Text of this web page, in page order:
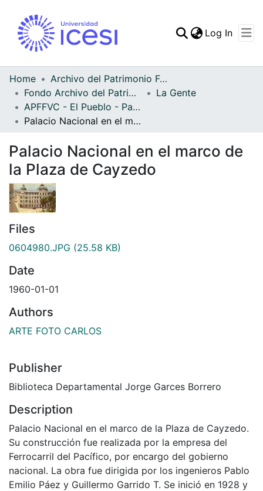
Statistics
Log In
Home
Archivo del Patrimonio Fotográfico y Fílmico del Valle del Cauca
Fondo Archivo del Patrimonio Fotográfico y Fílmico del Valle del Cauca
La Gente
APFFVC - El Pueblo - Patrimonial
Palacio Nacional en el marco de la Plaza de Cayzedo
Palacio Nacional en el marco de
la Plaza de Cayzedo
Files
0604980.JPG (25.58 KB)
Date
1960-01-01
Authors
ARTE FOTO CARLOS
Publisher
Biblioteca Departamental Jorge Garces Borrero
Description
Palacio Nacional en el marco de la Plaza de Cayzedo.
Su construcción fue realizada por la empresa del
Ferrocarril del Pacífico, por encargo del gobierno
nacional. La obra fue dirigida por los ingenieros Pablo
Emilio Páez y Guillermo Garrido T. Se inició en 1928 y